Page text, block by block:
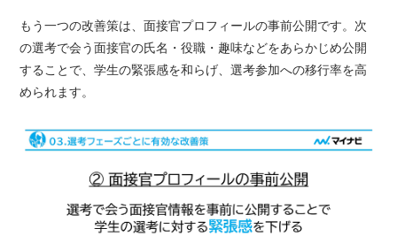
もう一つの改善策は、面接官プロフィールの事前公開です。次
の選考で会う面接官の氏名・役職・趣味などをあらかじめ公開
することで、学生の緊張感を和らげ、選考参加への移行率を高
められます。